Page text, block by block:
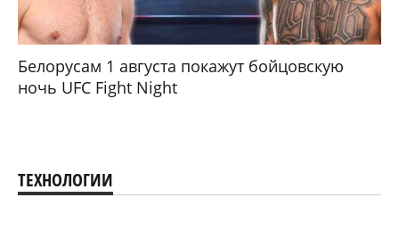
Белорусам 1 августа покажут бойцовскую
ночь UFC Fight Night
ТЕХНОЛОГИИ